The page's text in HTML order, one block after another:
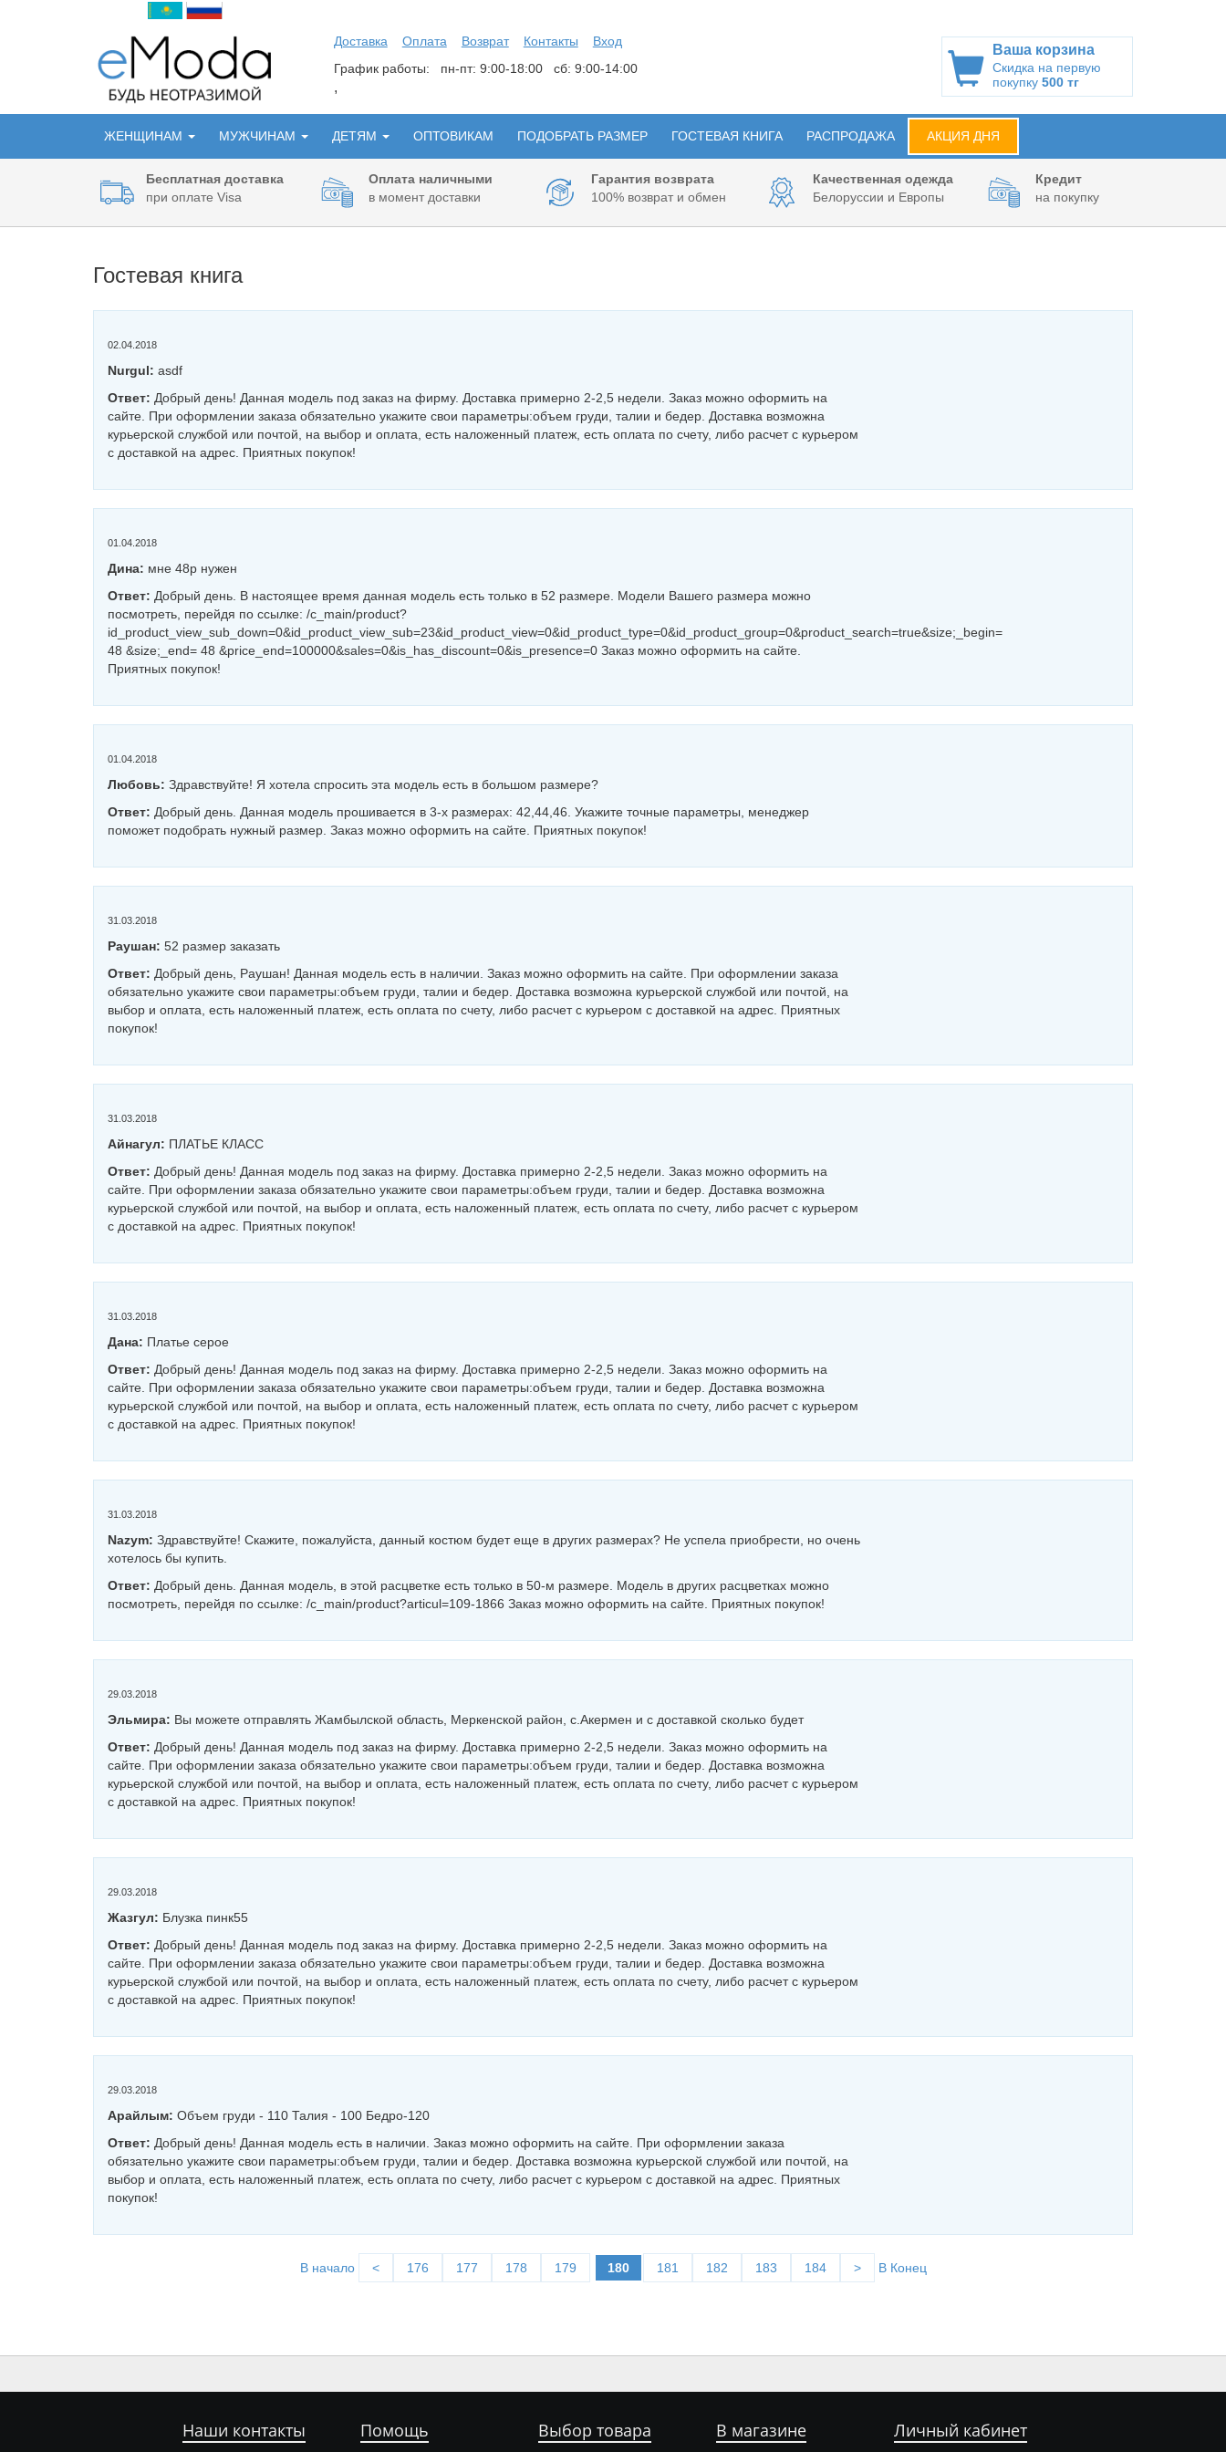
Доставка Оплата Возврат Контакты
Вход
График работы: пн-пт: 9:00-18:00 сб: 9:00-14:00
,
Ваша корзина
Скидка на первую
покупку 500 тг
ЖЕНЩИНАМ МУЖЧИНАМ ДЕТЯМ ОПТОВИКАМ ПОДОБРАТЬ РАЗМЕР ГОСТЕВАЯ КНИГА РАСПРОДАЖА АКЦИЯ ДНЯ
Бесплатная доставка
при оплате Visa
Оплата наличными
в момент доставки
Гарантия возврата
100% возврат и обмен
Качественная одежда
Белоруссии и Европы
Кредит
на покупку
Гостевая книга
02.04.2018
Nurgul: asdf
Ответ: Добрый день! Данная модель под заказ на фирму. Доставка примерно 2-2,5 недели. Заказ можно оформить на
сайте. При оформлении заказа обязательно укажите свои параметры:объем груди, талии и бедер. Доставка возможна
курьерской службой или почтой, на выбор и оплата, есть наложенный платеж, есть оплата по счету, либо расчет с курьером
с доставкой на адрес. Приятных покупок!
01.04.2018
Дина: мне 48р нужен
Ответ: Добрый день. В настоящее время данная модель есть только в 52 размере. Модели Вашего размера можно
посмотреть, перейдя по ссылке: /c_main/product?
id_product_view_sub_down=0&id_product_view_sub=23&id_product_view=0&id_product_type=0&id_product_group=0&product_search=true&size;_begin=
48 &size;_end= 48 &price_end=100000&sales=0&is_has_discount=0&is_presence=0 Заказ можно оформить на сайте.
Приятных покупок!
01.04.2018
Любовь: Здравствуйте! Я хотела спросить эта модель есть в большом размере?
Ответ: Добрый день. Данная модель прошивается в 3-х размерах: 42,44,46. Укажите точные параметры, менеджер
поможет подобрать нужный размер. Заказ можно оформить на сайте. Приятных покупок!
31.03.2018
Раушан: 52 размер заказать
Ответ: Добрый день, Раушан! Данная модель есть в наличии. Заказ можно оформить на сайте. При оформлении заказа
обязательно укажите свои параметры:объем груди, талии и бедер. Доставка возможна курьерской службой или почтой, на
выбор и оплата, есть наложенный платеж, есть оплата по счету, либо расчет с курьером с доставкой на адрес. Приятных
покупок!
31.03.2018
Айнагул: ПЛАТЬЕ КЛАСС
Ответ: Добрый день! Данная модель под заказ на фирму. Доставка примерно 2-2,5 недели. Заказ можно оформить на
сайте. При оформлении заказа обязательно укажите свои параметры:объем груди, талии и бедер. Доставка возможна
курьерской службой или почтой, на выбор и оплата, есть наложенный платеж, есть оплата по счету, либо расчет с курьером
с доставкой на адрес. Приятных покупок!
31.03.2018
Дана: Платье серое
Ответ: Добрый день! Данная модель под заказ на фирму. Доставка примерно 2-2,5 недели. Заказ можно оформить на
сайте. При оформлении заказа обязательно укажите свои параметры:объем груди, талии и бедер. Доставка возможна
курьерской службой или почтой, на выбор и оплата, есть наложенный платеж, есть оплата по счету, либо расчет с курьером
с доставкой на адрес. Приятных покупок!
31.03.2018
Nazym: Здравствуйте! Скажите, пожалуйста, данный костюм будет еще в других размерах? Не успела приобрести, но очень
хотелось бы купить.
Ответ: Добрый день. Данная модель, в этой расцветке есть только в 50-м размере. Модель в других расцветках можно
посмотреть, перейдя по ссылке: /c_main/product?articul=109-1866 Заказ можно оформить на сайте. Приятных покупок!
29.03.2018
Эльмира: Вы можете отправлять Жамбылской область, Меркенской район, с.Акермен и с доставкой сколько будет
Ответ: Добрый день! Данная модель под заказ на фирму. Доставка примерно 2-2,5 недели. Заказ можно оформить на
сайте. При оформлении заказа обязательно укажите свои параметры:объем груди, талии и бедер. Доставка возможна
курьерской службой или почтой, на выбор и оплата, есть наложенный платеж, есть оплата по счету, либо расчет с курьером
с доставкой на адрес. Приятных покупок!
29.03.2018
Жазгул: Блузка пинк55
Ответ: Добрый день! Данная модель под заказ на фирму. Доставка примерно 2-2,5 недели. Заказ можно оформить на
сайте. При оформлении заказа обязательно укажите свои параметры:объем груди, талии и бедер. Доставка возможна
курьерской службой или почтой, на выбор и оплата, есть наложенный платеж, есть оплата по счету, либо расчет с курьером
с доставкой на адрес. Приятных покупок!
29.03.2018
Арайлым: Объем груди - 110 Талия - 100 Бедро-120
Ответ: Добрый день! Данная модель есть в наличии. Заказ можно оформить на сайте. При оформлении заказа
обязательно укажите свои параметры:объем груди, талии и бедер. Доставка возможна курьерской службой или почтой, на
выбор и оплата, есть наложенный платеж, есть оплата по счету, либо расчет с курьером с доставкой на адрес. Приятных
покупок!
В начало < 176 177 178 179 180 181 182 183 184 > В Конец
Наши контакты Помощь Выбор товара В магазине Личный кабинет